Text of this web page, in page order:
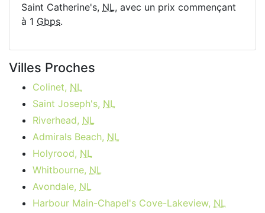
Saint Catherine's, NL, avec un prix commençant
à 1 Gbps.
Villes Proches
Colinet, NL
Saint Joseph's, NL
Riverhead, NL
Admirals Beach, NL
Holyrood, NL
Whitbourne, NL
Avondale, NL
Harbour Main-Chapel's Cove-Lakeview, NL